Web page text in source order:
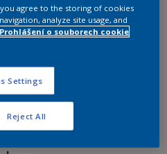
v tomto odstínu
barevné
you agree to the storing of cookies
analyze site usage, and
Prohlášení o souborech cookie
Settings
Reject All